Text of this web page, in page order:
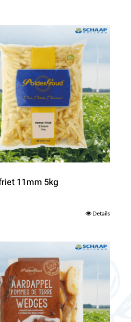
11mm 5kg
Details